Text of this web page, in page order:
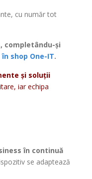
cu număr tot
completându-și
shop One-IT.
și soluții
iar echipa
în continuă
se adaptează